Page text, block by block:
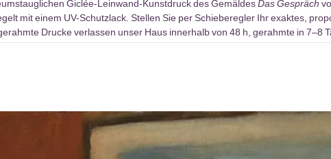
Giclée-Leinwand-Kunstdruck des GemäldesDas Gespräch
mit einem UV-Schutzlack. Stellen Sie per Schieberegler Ihr exaktes,
Drucke verlassen unser Haus innerhalb von 48 h, gerahmte in 7–8